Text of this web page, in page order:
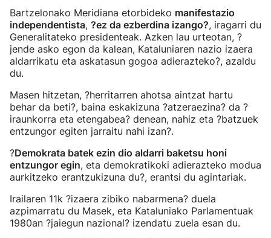
Bartzelonako Meridiana etorbideko manifestazio
independentista, ?ez da ezberdina izango?, iragarri du
Generalitateko presidenteak. Azken lau urteotan, ?
jende asko egon da kalean, Kataluniaren nazio izaera
aldarrikatu eta askatasun gogoa adierazteko?, azaldu
du.
Masen hitzetan, ?herritarren ahotsa aintzat hartu
behar da beti?, baina eskakizuna ?atzeraezina? da ?
iraunkorra eta etengabea? denean, nahiz eta ?batzuek
entzungor egiten jarraitu nahi izan?.
?Demokrata batek ezin dio aldarri baketsu honi
entzungor egin, eta demokratikoki adierazteko modua
aurkitzeko erantzukizuna du?, erantsi du agintariak.
Irailaren 11k ?izaera zibiko nabarmena? duela
azpimarratu du Masek, eta Kataluniako Parlamentuak
1980an ?jaiegun nazional? izendatu zuela esan du.